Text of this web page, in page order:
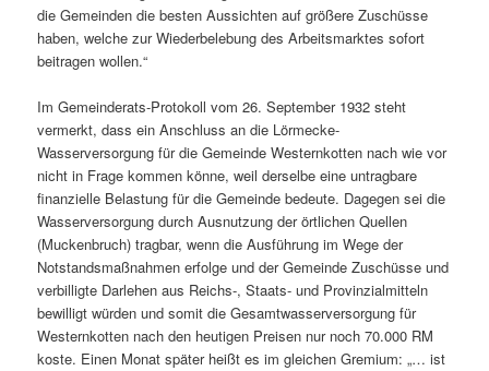
die Gemeinden die besten Aussichten auf größere Zuschüsse
haben, welche zur Wiederbelebung des Arbeitsmarktes sofort
beitragen wollen.“
Im Gemeinderats-Protokoll vom 26. September 1932 steht
vermerkt, dass ein Anschluss an die Lörmecke-
Wasserversorgung für die Gemeinde Westernkotten nach wie vor
nicht in Frage kommen könne, weil derselbe eine untragbare
finanzielle Belastung für die Gemeinde bedeute. Dagegen sei die
Wasserversorgung durch Ausnutzung der örtlichen Quellen
(Muckenbruch) tragbar, wenn die Ausführung im Wege der
Notstandsmaßnahmen erfolge und der Gemeinde Zuschüsse und
verbilligte Darlehen aus Reichs-, Staats- und Provinzialmitteln
bewilligt würden und somit die Gesamtwasserversorgung für
Westernkotten nach den heutigen Preisen nur noch 70.000 RM
koste. Einen Monat später heißt es im gleichen Gremium: „… ist